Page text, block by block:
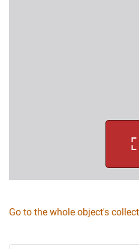
Go to the whole object's